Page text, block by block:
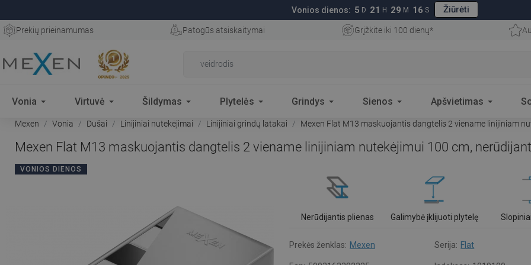
Vonios dienos: 5 D 21 H 29 M 16 S Žiūrėti
Prekių prieinamumas Patogūs atsiskaitymai Grįžkite iki 100 dienų*
Vonia Virtuvė Šildymas Plytelės Grindys Sienos Apšvietimas
Mexen Vonia Dušai Linijiniai nutekėjimai Linijiniai grindų latakai Mexen Flat M13 maskuojantis dangtelis 2 viename linijiniam
Mexen Flat M13 maskuojantis dangtelis 2 viename linijiniam nutekėjimui 100 cm,
VONIOS DIENOS
Nerūdijantis plienas Galimybė įklijuoti plytelę
Prekės ženklas: Mexen Serija: Flat